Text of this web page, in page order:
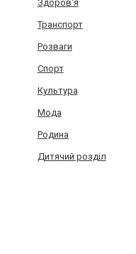
Здоров'я
Транспорт
Розваги
Спорт
Культура
Мода
Родина
Дитячий розділ